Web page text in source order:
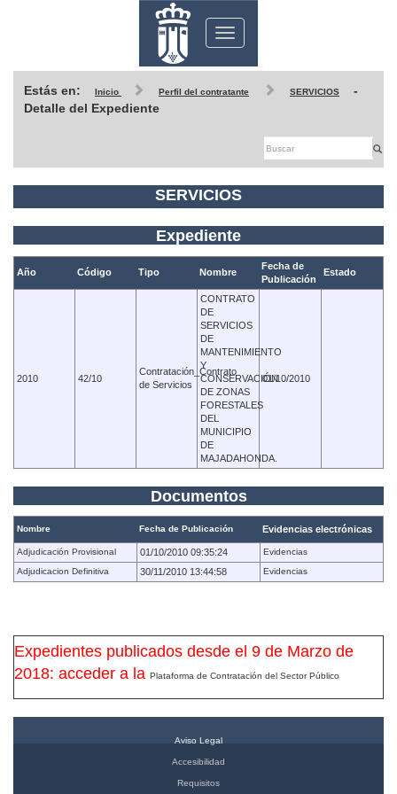
Toggle
navigation
Estás en: Inicio Perfil del contratante SERVICIOS
-
Detalle del Expediente
SERVICIOS
Expediente
Año Código Tipo Nombre
Fecha de
Publicación
Estado
2010 42/10
Contratación_Contrato
de Servicios
CONTRATO
DE
SERVICIOS
DE
MANTENIMIENTO
Y
CONSERVACIÓN
DE ZONAS
FORESTALES
DEL
MUNICIPIO
DE
MAJADAHONDA.
01/10/2010
Documentos
Nombre Fecha de Publicación Evidencias electrónicas
Adjudicación Provisional 01/10/2010 09:35:24
Evidencias
Adjudicacion Definitiva
30/11/2010 13:44:58 Evidencias
Expedientes publicados desde el 9 de Marzo de
2018: acceder a la Plataforma de Contratación del Sector Público
Aviso Legal
Accesibilidad
Requisitos